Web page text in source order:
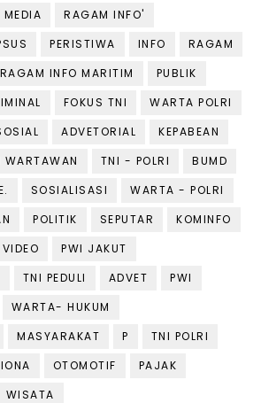
MEDIA
RAGAM INFO'
PERISTIWA INFO
RAGAM
RAGAM INFO MARITIM
PUBLIK
FOKUS TNI
WARTA POLRI
ADVETORIAL
KEPABEAN
TNI - POLRI
BUMD
SOSIALISASI
WARTA - POLRI
POLITIK SEPUTAR
KOMINFO
VIDEO
PWI JAKUT
TNI PEDULI ADVET
PWI
WARTA- HUKUM
MASYARAKAT P
TNI POLRI
OTOMOTIF
PAJAK
WISATA